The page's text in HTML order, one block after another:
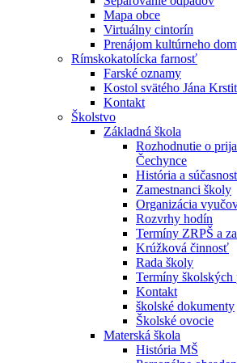
Mapa obce
Virtuálny cintorín
Prenájom kultúrneho
Rímskokatolícka farnosť
Farské oznamy
Kostol svätého Jána
Kontakt
Školstvo
Základná škola
Rozhodnutie o
Čechynce
História a
Zamestnanci školy
Organizácia
Rozvrhy hodín
Termíny ZRPŠ a
Krúžková činnosť
Rada školy
Termíny školských
Kontakt
školské dokumenty
Školské ovocie
Materská škola
História MŠ